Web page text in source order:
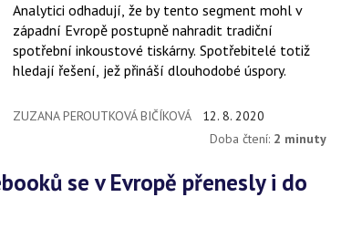
Analytici odhadují, že by tento segment mohl v
západní Evropě postupně nahradit tradiční
spotřební inkoustové tiskárny. Spotřebitelé totiž
hledají řešení, jež přináší dlouhodobé úspory.
ZUZANA PEROUTKOVÁ BIČÍKOVÁ
12. 8. 2020
Doba čtení: 2 minuty